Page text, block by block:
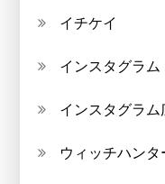
イチケイ
インスタグラ
インスタグラム
ウィッチハンタ